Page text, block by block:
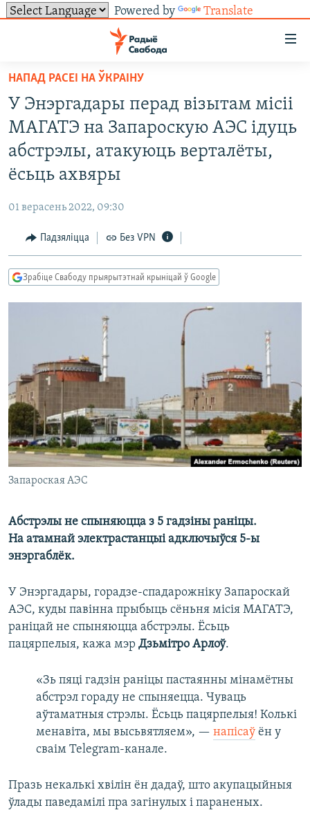
Powered by Translate
ўнівэрсальнага
доступу
Перайсьці
да
галоўнага
зьместу
Перайсьці
да
галоўнай
навігацыі
Перайсьці
да
пошуку
УСЕ НАВІНЫ
ВІДЭА І ФОТА
ЭКАНОМІКА
ВАЙНА
БЕЛАРУСЫ НА ВАЙНЕ
ТОЛЬКІ НА СВАБОДЗЕ
ТЭСТЫ
ПАДКАСТЫ
КНІГІ
АЎДЫЁКНІГІ
НА ХВАЛЯХ СВАБОДЫ
СУВЯЗЬ
ПАДПІСАЦЦА
ПАДКАСТЫ
FACEBOOK
TWITTER
САЧЫЦЕ ЗА АБНАЎЛЕНЬНЯМІ
НАПАД РАСЕІ НА ЎКРАІНУ
У Энэргадары перад візытам місіі
МАГАТЭ на Запароскую АЭС ідуць
абстрэлы, атакуюць верталёты,
ёсьць ахвяры
01 верасень 2022, 09:30
Падзяліцца Без VPN
Зрабіце Свабоду прыярытэтнай крыніцай ў Google
Запароская АЭС
Абстрэлы не спыняюцца з 5 гадзіны раніцы.
На атамнай электрастанцыі адключыўся 5-ы
энэргаблёк.
У Энэргадары, горадзе-спадарожніку Запароскай
АЭС, куды павінна прыбыць сёньня місія МАГАТЭ,
раніцай не спыняюцца абстрэлы. Ёсьць
пацярпелыя, кажа мэр Дзьмітро Арлоў.
«Зь пяці гадзін раніцы пастаянны мінамётны
абстрэл гораду не спыняецца. Чуваць
аўтаматныя стрэлы. Ёсьць пацярпелыя! Колькі
менавіта, мы высьвятляем», — напісаў ён у
сваім Telegram-канале.
Празь некалькі хвілін ён дадаў, што акупацыйныя
ўлады паведамілі пра загінулых і параненых.